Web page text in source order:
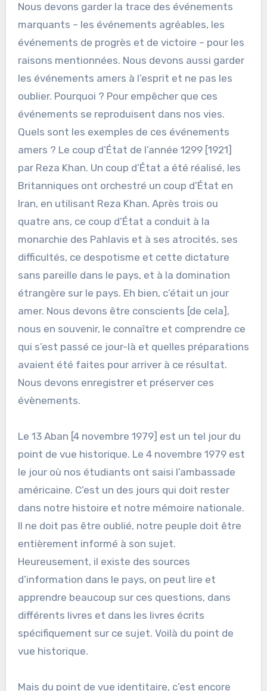
Nous devons garder la trace des événements
marquants – les événements agréables, les
événements de progrès et de victoire – pour les
raisons mentionnées. Nous devons aussi garder
les événements amers à l’esprit et ne pas les
oublier. Pourquoi ? Pour empêcher que ces
événements se reproduisent dans nos vies.
Quels sont les exemples de ces événements
amers ? Le coup d’État de l’année 1299 [1921]
par Reza Khan. Un coup d’État a été réalisé, les
Britanniques ont orchestré un coup d’État en
Iran, en utilisant Reza Khan. Après trois ou
quatre ans, ce coup d’État a conduit à la
monarchie des Pahlavis et à ses atrocités, ses
difficultés, ce despotisme et cette dictature
sans pareille dans le pays, et à la domination
étrangère sur le pays. Eh bien, c’était un jour
amer. Nous devons être conscients [de cela],
nous en souvenir, le connaître et comprendre ce
qui s’est passé ce jour-là et quelles préparations
avaient été faites pour arriver à ce résultat.
Nous devons enregistrer et préserver ces
évènements.
Le 13 Aban [4 novembre 1979] est un tel jour du
point de vue historique. Le 4 novembre 1979 est
le jour où nos étudiants ont saisi l’ambassade
américaine. C’est un des jours qui doit rester
dans notre histoire et notre mémoire nationale.
Il ne doit pas être oublié, notre peuple doit être
entièrement informé à son sujet.
Heureusement, il existe des sources
d’information dans le pays, on peut lire et
apprendre beaucoup sur ces questions, dans
différents livres et dans les livres écrits
spécifiquement sur ce sujet. Voilà du point de
vue historique.
Mais du point de vue identitaire, c’est encore